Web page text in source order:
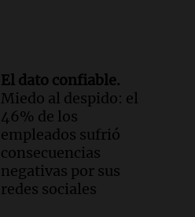
El dato confiable.
Miedo al despido: el
46% de los
empleados sufrió
consecuencias
negativas por sus
redes sociales